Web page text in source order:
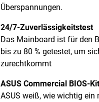
Überspannungen.
24/7-Zuverlässigkeitstest
Das Mainboard ist für den
bis zu 80 % getestet, um
zurechtkommt
ASUS Commercial BIOS-
ASUS weiß, wie wichtig ein